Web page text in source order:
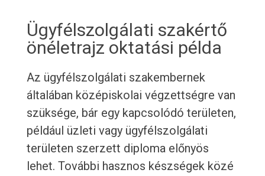
Ügyfélszolgálati szakértő
önéletrajz oktatási példa
Az ügyfélszolgálati szakembernek
általában középiskolai végzettségre van
szüksége, bár egy kapcsolódó területen,
például üzleti vagy ügyfélszolgálati
területen szerzett diploma előnyös
lehet. További hasznos készségek közé